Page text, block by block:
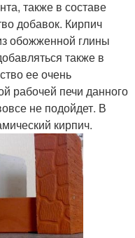
также в составе
добавок. Кирпич
обожженной глины
также в
ее очень
рабочей печи данного
не подойдет. В
кирпич.